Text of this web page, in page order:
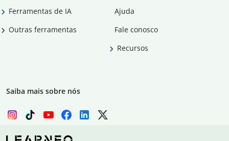
Ferramentas de IA
Outras ferramentas
Ajuda
Fale conosco
Recursos
Saiba mais sobre nós